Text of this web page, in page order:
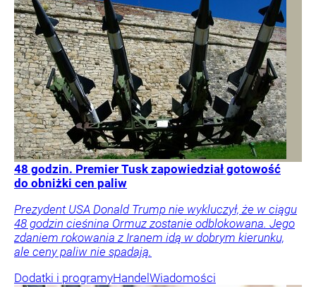
48 godzin. Premier Tusk zapowiedział gotowość
do obniżki cen paliw
Prezydent USA Donald Trump nie wykluczył, że w ciągu
48 godzin cieśnina Ormuz zostanie odblokowana. Jego
zdaniem rokowania z Iranem idą w dobrym kierunku,
ale ceny paliw nie spadają.
Dodatki i programyHandel Wiadomości